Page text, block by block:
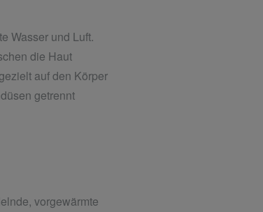
Wasser und Luft.
die Haut
auf den Körper
getrennt
vorgewärmte